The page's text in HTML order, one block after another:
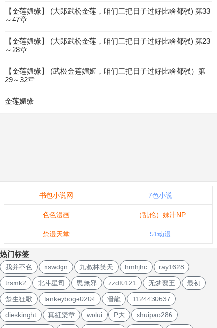
【金莲媚缘】 (大郎武松金莲，咱们三把日子过好比啥都强) 第33
～47章
【金莲媚缘】 (大郎武松金莲，咱们三把日子过好比啥都强) 第23
～28章
【金莲媚缘】 (武松金莲媚姬，咱们三把日子过好比啥都强）第
29～32章
金莲媚缘
书包小说网 7色小说
色色漫画 （乱伦）妹汁NP
禁漫天堂 51动漫
热门标签
我并不色 nswdgn 九叔林笑天 hmhjhc ray1628
trsmk2 北斗星司 思無邪 zzdf0121 无梦襄王 最初
楚生狂歌 tankeyboge0204 潛龍 1124430637
dieskinght 真紅樂章 wolui P大 shuipao286